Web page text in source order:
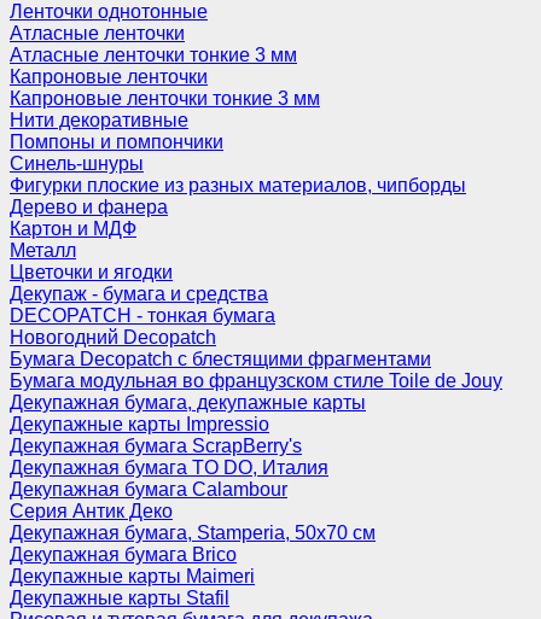
Ленточки однотонные
Атласные ленточки
Атласные ленточки тонкие 3 мм
Капроновые ленточки
Капроновые ленточки тонкие 3 мм
Нити декоративные
Помпоны и помпончики
Синель-шнуры
Фигурки плоские из разных материалов, чипборды
Дерево и фанера
Картон и МДФ
Металл
Цветочки и ягодки
Декупаж - бумага и средства
DECOPATCH - тонкая бумага
Новогодний Decopatch
Бумага Decopatch с блестящими фрагментами
Бумага модульная во французском стиле Toile de Jouy
Декупажная бумага, декупажные карты
Декупажные карты Impressio
Декупажная бумага ScrapBerry's
Декупажная бумага TO DO, Италия
Декупажная бумага Calambour
Серия Антик Деко
Декупажная бумага, Stamperia, 50х70 см
Декупажная бумага Brico
Декупажные карты Maimeri
Декупажные карты Stafil